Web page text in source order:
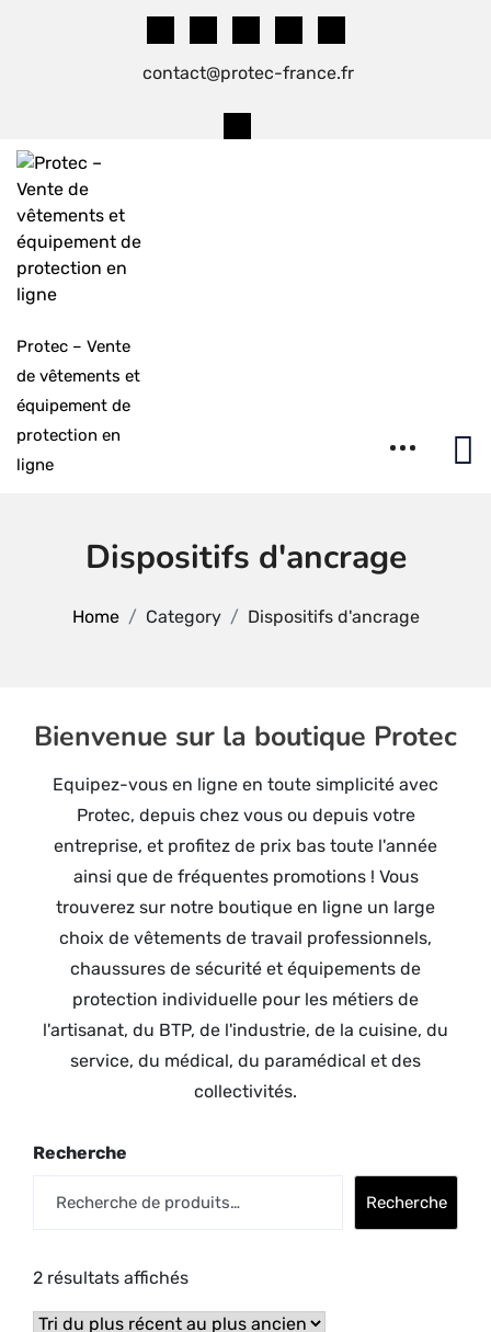
contact@protec-france.fr
Protec – Vente
de vêtements et
équipement de
protection en
ligne
Dispositifs d'ancrage
Home Category Dispositifs d'ancrage
Bienvenue sur la boutique Protec
Equipez-vous en ligne en toute simplicité avec
Protec, depuis chez vous ou depuis votre
entreprise, et profitez de prix bas toute l'année
ainsi que de fréquentes promotions ! Vous
trouverez sur notre boutique en ligne un large
choix de vêtements de travail professionnels,
chaussures de sécurité et équipements de
protection individuelle pour les métiers de
l'artisanat, du BTP, de l'industrie, de la cuisine, du
service, du médical, du paramédical et des
collectivités.
Recherche
Recherche
2 résultats affichés
Trié